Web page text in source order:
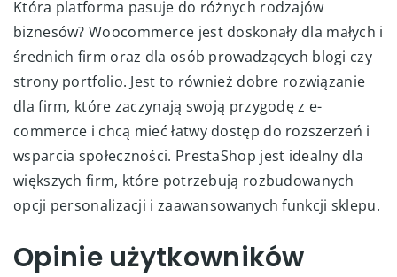
Która platforma pasuje do różnych rodzajów
biznesów? Woocommerce jest doskonały dla małych i
średnich firm oraz dla osób prowadzących blogi czy
strony portfolio. Jest to również dobre rozwiązanie
dla firm, które zaczynają swoją przygodę z e-
commerce i chcą mieć łatwy dostęp do rozszerzeń i
wsparcia społeczności. PrestaShop jest idealny dla
większych firm, które potrzebują rozbudowanych
opcji personalizacji i zaawansowanych funkcji sklepu.
Opinie użytkowników